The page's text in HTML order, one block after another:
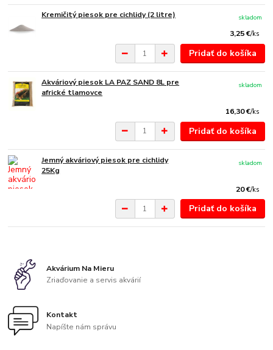
Kremičitý piesok pre cichlidy (2 litre)
3,25 €/ks
skladom
Pridať do košíka
Akváriový piesok LA PAZ SAND 8L pre
africké tlamovce
16,30 €/ks
skladom
Pridať do košíka
Jemný akváriový piesok pre cichlidy
25Kg
20 €/ks
skladom
Pridať do košíka
Akvárium Na Mieru
Zriaďovanie a servis akvárií
Kontakt
Napíšte nám správu